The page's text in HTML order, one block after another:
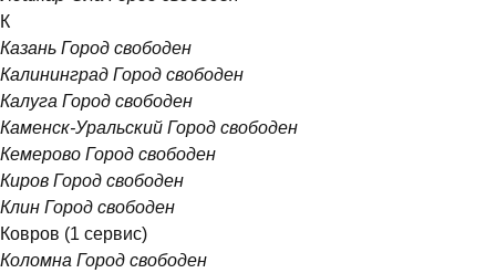
К
Казань Город свободен
Калининград Город свободен
Калуга Город свободен
Каменск-Уральский Город свободен
Кемерово Город свободен
Киров Город свободен
Клин Город свободен
Ковров (1 сервис)
Коломна Город свободен